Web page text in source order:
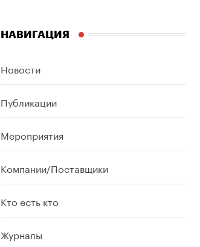
НАВИГАЦИЯ
Новости
Публикации
Мероприятия
Компании/Поставщики
Кто есть кто
Журналы